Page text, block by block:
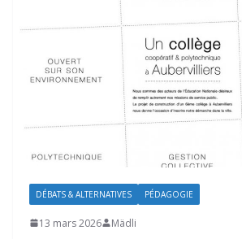
DÉBATS & ALTERNATIVES PÉDAGOGIE
13 mars 2026 Mädli